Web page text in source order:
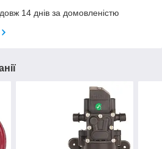
14 днів за домовленістю